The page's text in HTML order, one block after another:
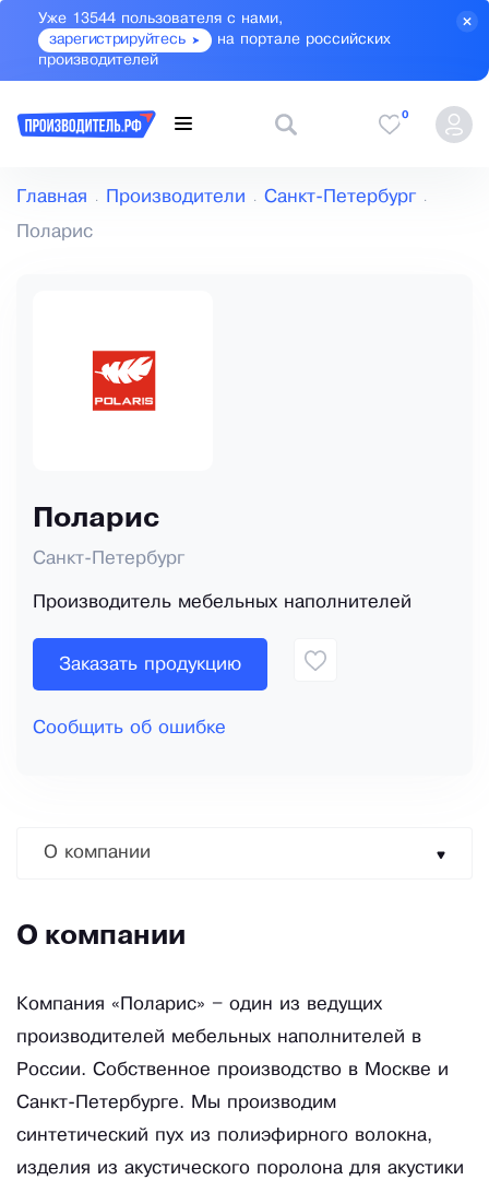
Уже 13544 пользователя с нами,
зарегистрируйтесь
на портале российских
производителей
0
Главная Производители Санкт-Петербург
Поларис
Поларис
Санкт-Петербург
Производитель мебельных наполнителей
Заказать продукцию
Сообщить об ошибке
О компании
О компании
Компания «Поларис» – один из ведущих
производителей мебельных наполнителей в
России. Собственное производство в Москве и
Санкт-Петербурге. Мы производим
синтетический пух из полиэфирного волокна,
изделия из акустического поролона для акустики